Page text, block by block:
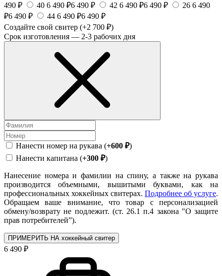
490 ₽
40 6 490 ₽6 490 ₽ 42 6 490 ₽6 490 ₽ 26 6 490
₽6 490 ₽ 44 6 490 ₽6 490 ₽
Создайте свой свитер (+2 700 ₽)
Срок изготовления — 2-3 рабочих дня
Нанести номер на рукава (+600 ₽)
Нанести капитана (+300 ₽)
Нанесение номера и фамилии на спину, а также на рукава
производится объемными, вышитыми буквами, как на
профессиональных хоккейных свитерах. Подробнее об услуге.
Обращаем ваше внимание, что товар с персонализацией
обмену/возврату не подлежит. (ст. 26.1 п.4 закона "О защите
прав потребителей”).
ПРИМЕРИТЬ НА хоккейный свитер
6 490 ₽